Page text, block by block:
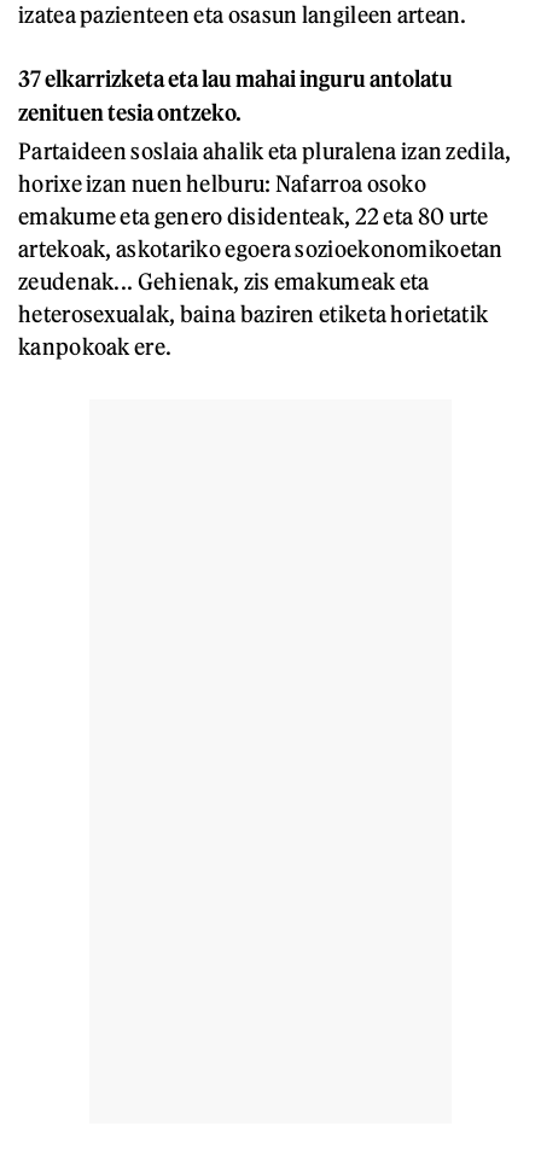
izatea pazienteen eta osasun langileen artean.
37 elkarrizketa eta lau mahai inguru antolatu
zenituen tesia ontzeko.
Partaideen soslaia ahalik eta pluralena izan zedila,
horixe izan nuen helburu: Nafarroa osoko
emakume eta genero disidenteak, 22 eta 80 urte
artekoak, askotariko egoera sozioekonomikoetan
zeudenak... Gehienak, zis emakumeak eta
heterosexualak, baina baziren etiketa horietatik
kanpokoak ere.